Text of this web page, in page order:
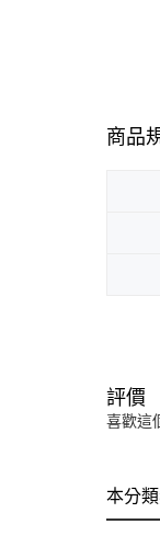
商品
評價
喜歡這
本分